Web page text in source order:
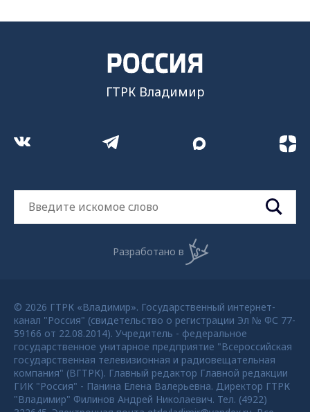
планет» в этом году?
ОБЩЕСТВО
Южные дельта-Аквариды
2 года назад
ОБЩЕСТВО
Жители Владимирской области смогут